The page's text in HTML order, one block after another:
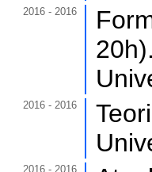
2016 - 2016
20h).
2016 - 2016
2016 - 2016